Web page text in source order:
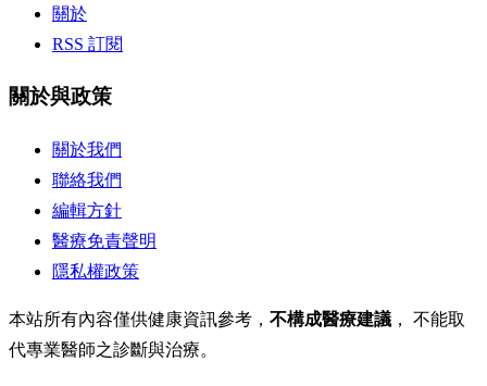
關於
RSS 訂閱
關於與政策
關於我們
聯絡我們
編輯方針
醫療免責聲明
隱私權政策
本站所有內容僅供健康資訊參考， 不構成醫療建議 ， 不能取
代專業醫師之診斷與治療。